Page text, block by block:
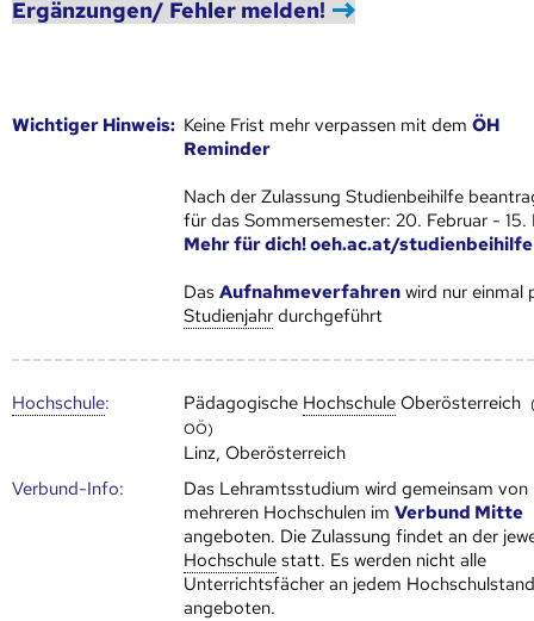
Ergänzungen/ Fehler melden!
Wich­ti­ger Hin­weis: Keine Frist mehr verpassen mit demÖH
Reminder
Nach der Zulassung Studienbeihilfe
für das Sommersemester: 20. Februar - 15.
Mehr für dich! oeh.ac.at/studienbeihilfe
DasAufnahmeverfahren wird nur einmal
Studienjahr durchgeführt
Hoch­schule: Pädagogische Hoch­schule Oberösterreich
OÖ)
Linz, Oberösterreich
Verbund-Info:
Das Lehramtsstudium wird gemeinsam von
mehreren Hoch­schulen imVerbund Mitte
angeboten. Die Zulassung findet an der
Hoch­schule statt. Es werden nicht alle
Unterrichtsfächer an jedem
angeboten.